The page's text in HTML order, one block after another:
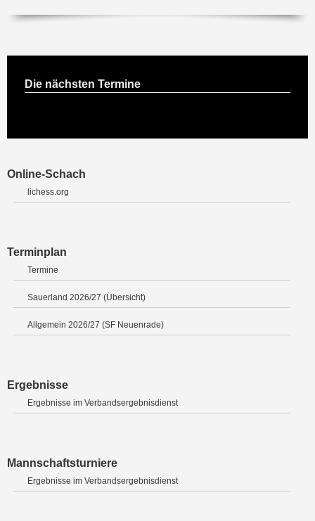
Die nächsten Termine
Online-Schach
lichess.org
Terminplan
Termine
Sauerland 2026/27 (Übersicht)
Allgemein 2026/27 (SF Neuenrade)
Ergebnisse
Ergebnisse im Verbandsergebnisdienst
Mannschaftsturniere
Ergebnisse im Verbandsergebnisdienst